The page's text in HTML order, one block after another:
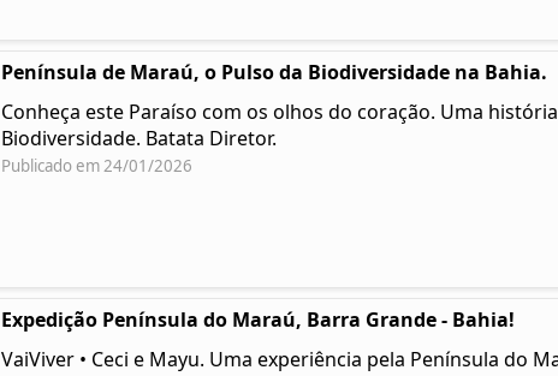
Península de Maraú, o Pulso da Biodiversidade na Bahia.
Conheça este Paraíso com os olhos do coração. Uma
Biodiversidade. Batata Diretor.
Publicado em 24/01/2026
Expedição Península do Maraú, Barra Grande - Bahia!
VaiViver • Ceci e Mayu. Uma experiência pela Península do